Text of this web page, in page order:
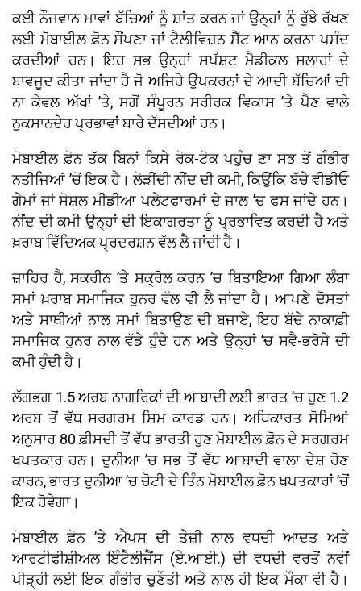
ਕਈ ਨੌਜਵਾਨ ਮਾਵਾਂ ਬੱਚਿਆਂ ਨੂੰ ਸ਼ਾਂਤ ਕਰਨ ਜਾਂ ਉਨ੍ਹਾਂ ਨੂੰ ਰੁੱਝੇ ਰੱਖਣ
ਲਈ ਮੋਬਾਈਲ ਫ਼ੋਨ ਸੌਂਪਣਾ ਜਾਂ ਟੈਲੀਵਿਜ਼ਨ ਸੈੱਟ ਆਨ ਕਰਨਾ ਪਸੰਦ
ਕਰਦੀਆਂ ਹਨ। ਇਹ ਸਭ ਉਨ੍ਹਾਂ ਸਪੱਸ਼ਟ ਮੈਡੀਕਲ ਸਲਾਹਾਂ ਦੇ
ਬਾਵਜੂਦ ਕੀਤਾ ਜਾਂਦਾ ਹੈ ਜੋ ਅਜਿਹੇ ਉਪਕਰਨਾਂ ਦੇ ਆਦੀ ਬੱਚਿਆਂ ਦੀ
ਨਾ ਕੇਵਲ ਅੱਖਾਂ ’ਤੇ, ਸਗੋਂ ਸੰਪੂਰਨ ਸਰੀਰਕ ਵਿਕਾਸ ’ਤੇ ਪੈਣ ਵਾਲੇ
ਨੁਕਸਾਨਦੇਹ ਪ੍ਰਭਾਵਾਂ ਬਾਰੇ ਦੱਸਦੀਆਂ ਹਨ।
ਮੋਬਾਈਲ ਫ਼ੋਨ ਤੱਕ ਬਿਨਾਂ ਕਿਸੇ ਰੋਕ-ਟੋਕ ਪਹੁੰਚ ਣਾ ਸਭ ਤੋਂ ਗੰਭੀਰ
ਨਤੀਜਿਆਂ ’ਚੋਂ ਇਕ ਹੈ। ਲੋੜੀਂਦੀ ਨੀਂਦ ਦੀ ਕਮੀ, ਕਿਉਂਕਿ ਬੱਚੇ ਵੀਡੀਓ
ਗੇਮਾਂ ਜਾਂ ਸੋਸ਼ਲ ਮੀਡੀਆ ਪਲੇਟਫਾਰਮਾਂ ਦੇ ਜਾਲ ’ਚ ਫਸ ਜਾਂਦੇ ਹਨ।
ਨੀਂਦ ਦੀ ਕਮੀ ਉਨ੍ਹਾਂ ਦੀ ਇਕਾਗਰਤਾ ਨੂੰ ਪ੍ਰਭਾਵਿਤ ਕਰਦੀ ਹੈ ਅਤੇ
ਖ਼ਰਾਬ ਵਿੱਦਿਅਕ ਪ੍ਰਦਰਸ਼ਨ ਵੱਲ ਲੈ ਜਾਂਦੀ ਹੈ।
ਜ਼ਾਹਿਰ ਹੈ, ਸਕਰੀਨ ’ਤੇ ਸਕ੍ਰੋਲ ਕਰਨ ’ਚ ਬਿਤਾਇਆ ਗਿਆ ਲੰਬਾ
ਸਮਾਂ ਖ਼ਰਾਬ ਸਮਾਜਿਕ ਹੁਨਰ ਵੱਲ ਵੀ ਲੈ ਜਾਂਦਾ ਹੈ। ਆਪਣੇ ਦੋਸਤਾਂ
ਅਤੇ ਸਾਥੀਆਂ ਨਾਲ ਸਮਾਂ ਬਿਤਾਉਣ ਦੀ ਬਜਾਏ, ਇਹ ਬੱਚੇ ਨਾਕਾਫ਼ੀ
ਸਮਾਜਿਕ ਹੁਨਰ ਨਾਲ ਵੱਡੇ ਹੁੰਦੇ ਹਨ ਅਤੇ ਉਨ੍ਹਾਂ ’ਚ ਸਵੈ-ਭਰੋਸੇ ਦੀ
ਕਮੀ ਹੁੰਦੀ ਹੈ।
ਲੱਗਭਗ 1.5 ਅਰਬ ਨਾਗਰਿਕਾਂ ਦੀ ਆਬਾਦੀ ਲਈ ਭਾਰਤ ’ਚ ਹੁਣ 1.2
ਅਰਬ ਤੋਂ ਵੱਧ ਸਰਗਰਮ ਸਿਮ ਕਾਰਡ ਹਨ। ਅਧਿਕਾਰਤ ਸੋਮਿਆਂ
ਅਨੁਸਾਰ 80 ਫ਼ੀਸਦੀ ਤੋਂ ਵੱਧ ਭਾਰਤੀ ਹੁਣ ਮੋਬਾਈਲ ਫ਼ੋਨ ਦੇ ਸਰਗਰਮ
ਖਪਤਕਾਰ ਹਨ। ਦੁਨੀਆ ’ਚ ਸਭ ਤੋਂ ਵੱਧ ਆਬਾਦੀ ਵਾਲਾ ਦੇਸ਼ ਹੋਣ
ਕਾਰਨ, ਭਾਰਤ ਦੁਨੀਆ ’ਚ ਚੋਟੀ ਦੇ ਤਿੰਨ ਮੋਬਾਈਲ ਫ਼ੋਨ ਖਪਤਕਾਰਾਂ ’ਚੋਂ
ਇਕ ਹੋਵੇਗਾ।
ਮੋਬਾਈਲ ਫ਼ੋਨ ’ਤੇ ਐਪਸ ਦੀ ਤੇਜ਼ੀ ਨਾਲ ਵਧਦੀ ਆਦਤ ਅਤੇ
ਆਰਟੀਫੀਸ਼ੀਅਲ ਇੰਟੈਲੀਜੈਂਸ (ਏ.ਆਈ.) ਦੀ ਵਧਦੀ ਵਰਤੋਂ ਨਵੀਂ
ਪੀੜ੍ਹੀ ਲਈ ਇਕ ਗੰਭੀਰ ਚੁਣੌਤੀ ਅਤੇ ਨਾਲ ਹੀ ਇਕ ਮੌਕਾ ਵੀ ਹੈ।